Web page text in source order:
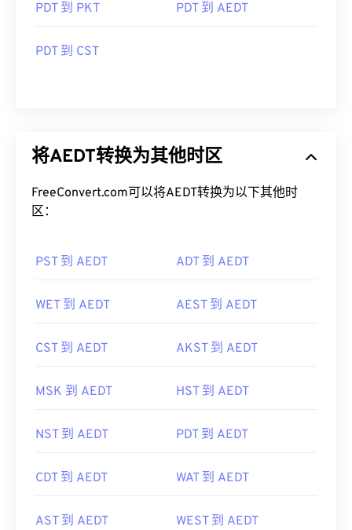
PDT 到 PKT PDT 到 AEDT
PDT 到 CST
将AEDT转换为其他时区
FreeConvert.com可以将AEDT转换为以下其他时
区：
PST 到 AEDT ADT 到 AEDT
WET 到 AEDT AEST 到 AEDT
CST 到 AEDT AKST 到 AEDT
MSK 到 AEDT HST 到 AEDT
NST 到 AEDT PDT 到 AEDT
CDT 到 AEDT WAT 到 AEDT
AST 到 AEDT WEST 到 AEDT